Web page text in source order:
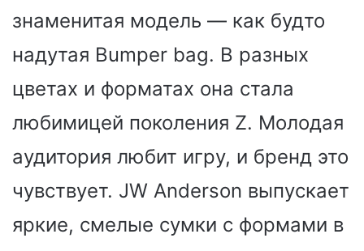
знаменитая модель — как будто
надутая Bumper bag. В разных
цветах и форматах она стала
любимицей поколения Z. Молодая
аудитория любит игру, и бренд это
чувствует. JW Anderson выпускает
яркие, смелые сумки с формами в